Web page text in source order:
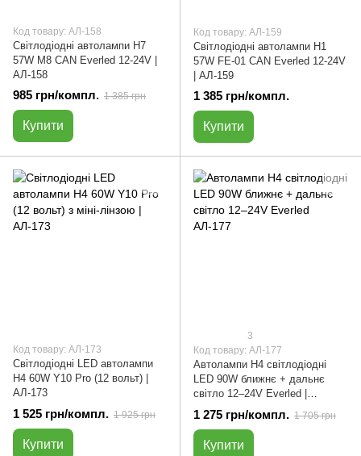
Код товару: АЛ-158
Світлодіодні автолампи H7
57W М8 CAN Everled 12-24V |
АЛ-158
985 грн/компл. 1 385 грн
Купити
Код товару: АЛ-159
Світлодіодні автолампи H1
57W FE-01 CAN Everled 12-24V
| АЛ-159
1 385 грн/компл.
Купити
Код товару: АЛ-173
Світлодіодні LED автолампи
H4 60W Y10 Pro (12 вольт) |
АЛ-173
1 525 грн/компл. 1 925 грн
Купити
3
Код товару: АЛ-177
Автолампи H4 світлодіодні
LED 90W ближнє + дальнє
світло 12–24V Everled |
комплект 2 шт | АЛ-177
1 275 грн/компл. 1 705 грн
Купити